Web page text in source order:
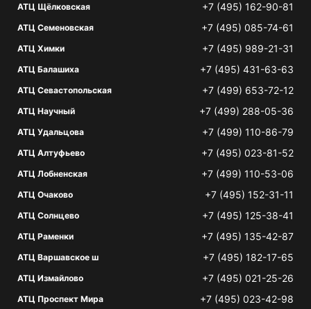
АТЦ Щёлковская +7 (495) 162-90-81
АТЦ Семеновская +7 (495) 085-74-61
АТЦ Химки +7 (495) 989-21-31
АТЦ Балашиха +7 (495) 431-63-63
АТЦ Севастопольская +7 (499) 653-72-12
АТЦ Научный +7 (499) 288-05-36
АТЦ Удальцова +7 (499) 110-86-79
АТЦ Алтуфьево +7 (495) 023-81-52
АТЦ Лобненская +7 (499) 110-53-06
АТЦ Очаково +7 (495) 152-31-11
АТЦ Солнцево +7 (495) 125-38-41
АТЦ Раменки +7 (495) 135-42-87
АТЦ Варшавское ш +7 (495) 182-17-65
АТЦ Измайлово +7 (495) 021-25-26
АТЦ Проспект Мира +7 (495) 023-42-98